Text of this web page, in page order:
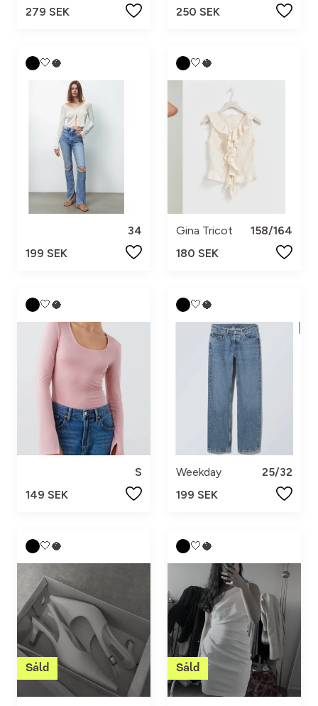
279 SEK 250 SEK
🤍🥥
34
199 SEK
🤍🥥
Gina Tricot
158/164
180 SEK
🤍🥥
S
149 SEK
🤍🥥
Weekday
25/32
199 SEK
🤍🥥 🤍🥥